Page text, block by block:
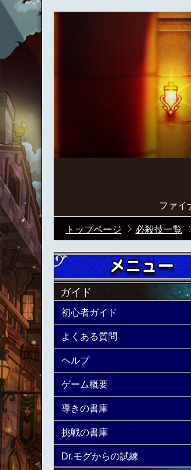
ファイ
トップページ 必殺技一覧
ガイド
初心者ガイド
よくある質問
ヘルプ
ゲーム概要
導きの書庫
挑戦の書庫
Dr.モグからの試練